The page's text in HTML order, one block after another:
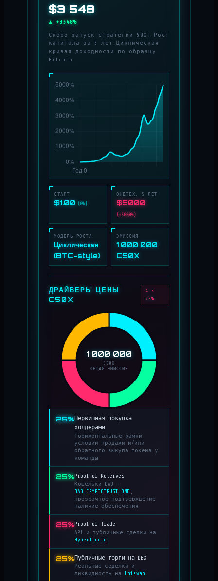
$4 249
▲ +4249%
Скоро запуск стратегии 50X! Рост
капитала за 5 лет.Циклическая
кривая доходности по образцу
Bitcoin
СТАРТ
$1.00 (0%)
ОНДТЕХ, 5 ЛЕТ
$5000
(+5000%)
МОДЕЛЬ РОСТА
Циклическая
(BTC-style)
ЭМИССИЯ
1 000 000
C50X
ДРАЙВЕРЫ ЦЕНЫ
C50X
4 ×
25%
1 000 000
C50X
ОБЩАЯ ЭМИССИЯ
25%Первишная покупка
холдерами
Горижонтальные рамки
условий продажи и/или
обратного выкупа токена у
команды
25%Proof-of-Reserves
Кошельки DAO —
DAO.CRYPTOTRUST.ONE ,
прозрачное подтверждение
наличие обеспечения
25%Proof-of-Trade
API и публичные сделки на
Hyperliquid
25%Публичные торги на DEX
Реальные седелки и
ликвидность на Uniswap